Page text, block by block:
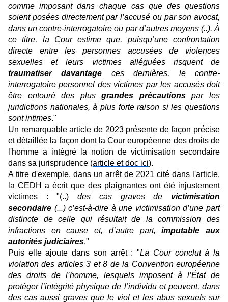
comme imposant dans chaque cas que des questions
soient posées directement par l’accusé ou par son avocat,
dans un contre-interrogatoire ou par d’autres moyens (..). À
ce titre, la Cour estime que, puisqu’une confrontation
directe entre les personnes accusées de violences
sexuelles et leurs victimes alléguées risquent de
traumatiser davantage ces dernières, le contre-
interrogatoire personnel des victimes par les accusés doit
être entouré des plusgrandes précautionspar les
juridictions nationales, à plus forte raison si les questions
sont intimes."
Un remarquable article de 2023 présente de façon précise
et détaillée la façon dont la Cour européenne des droits de
l'homme a intégré la notion de victimisation secondaire
dans sa jurisprudence (article et doc ici).
A titre d'exemple, dans un arrêt de 2021 cité dans l'article,
la CEDH a écrit que des plaignantes ont été injustement
victimes : "(..)des cas graves de victimisation
secondaire (...) c’est-à-dire à une victimisation d’une part
distincte de celle qui résultait de la commission des
infractions en cause et, d’autre part,imputable aux
autorités judiciaires."
Puis elle ajoute dans son arrêt : "La Cour conclut à la
violation des articles 3 et 8 de la Convention européenne
des droits de l’homme, lesquels imposent à l’État de
protéger l’intégrité physique de l’individu et peuvent, dans
des cas aussi graves que le viol et les abus sexuels sur